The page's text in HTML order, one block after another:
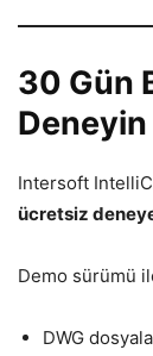
30 Gün
Deneyin
Intersoft
ücretsiz
Demo sürümü
DWG